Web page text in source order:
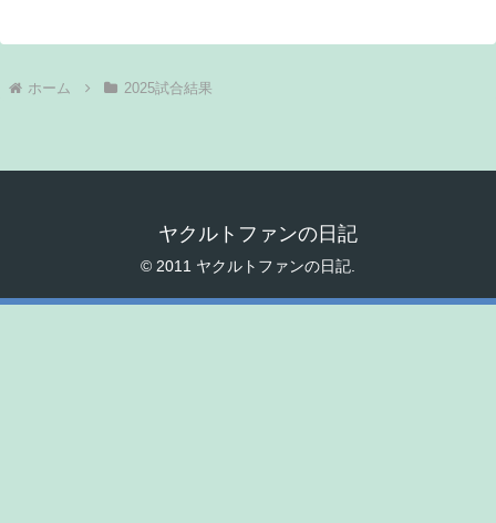
ホーム 2025試合結果
ヤクルトファンの日記
© 2011 ヤクルトファンの日記.